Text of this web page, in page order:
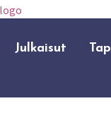
Julkaisut